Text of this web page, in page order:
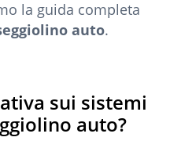
la guida completa
auto.
sui sistemi
auto?